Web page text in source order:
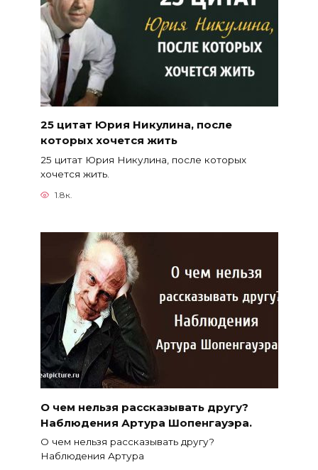
25 цитат Юрия Никулина, после
которых хочется жить
25 цитат Юрия Никулина, после которых
хочется жить.
1.8к.
О чем нельзя рассказывать другу?
Наблюдения Артура Шопенгауэра.
О чем нельзя рассказывать другу?
Наблюдения Артура